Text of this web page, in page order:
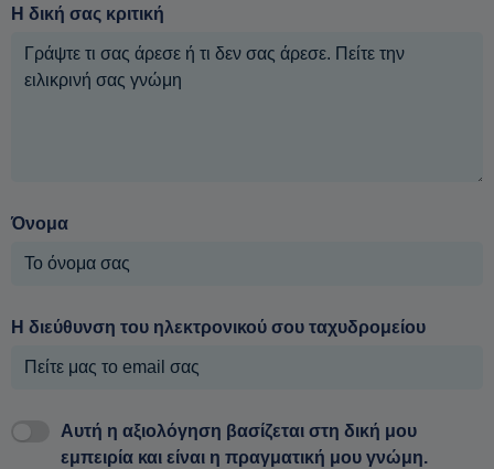
Η δική σας κριτική
Όνομα
Η διεύθυνση του ηλεκτρονικού σου ταχυδρομείου
Αυτή η αξιολόγηση βασίζεται στη δική μου
εμπειρία και είναι η πραγματική μου γνώμη.